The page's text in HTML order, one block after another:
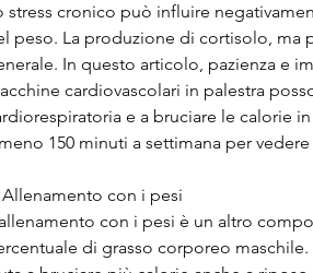
stress cronico può influire
peso. La produzione di cortisolo, ma
In questo articolo, pazienza e
cardiovascolari in palestra
e a bruciare le calorie
150 minuti a settimana per
Allenamento con i pesi
con i pesi è un altro
di grasso corporeo